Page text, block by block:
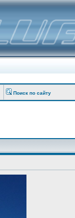
Поиск по сайту